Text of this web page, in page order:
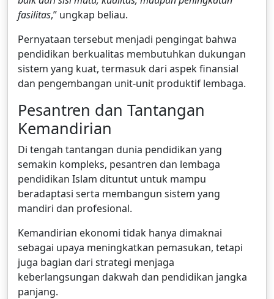
fasilitas,” ungkap beliau.
Pernyataan tersebut menjadi pengingat bahwa
pendidikan berkualitas membutuhkan dukungan
sistem yang kuat, termasuk dari aspek finansial
dan pengembangan unit-unit produktif lembaga.
Pesantren dan Tantangan
Kemandirian
Di tengah tantangan dunia pendidikan yang
semakin kompleks, pesantren dan lembaga
pendidikan Islam dituntut untuk mampu
beradaptasi serta membangun sistem yang
mandiri dan profesional.
Kemandirian ekonomi tidak hanya dimaknai
sebagai upaya meningkatkan pemasukan, tetapi
juga bagian dari strategi menjaga
keberlangsungan dakwah dan pendidikan jangka
panjang.